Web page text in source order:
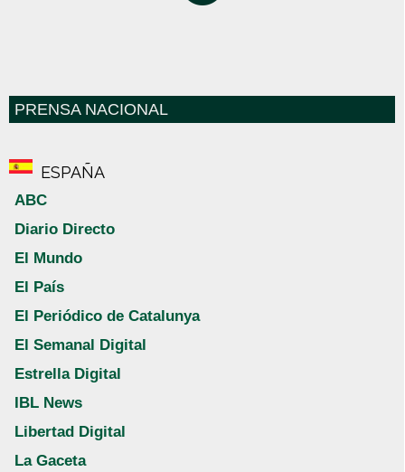
PRENSA NACIONAL
ESPAÑA
ABC
Diario Directo
El Mundo
El País
El Periódico de Catalunya
El Semanal Digital
Estrella Digital
IBL News
Libertad Digital
La Gaceta